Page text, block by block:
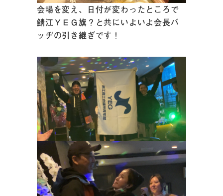
会場を変え、日付が変わったところで
鯖江ＹＥＧ旗？と共にいよいよ会長バ
ッヂの引き継ぎです！